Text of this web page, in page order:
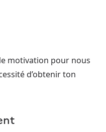
motivation pour nous
d’obtenir ton